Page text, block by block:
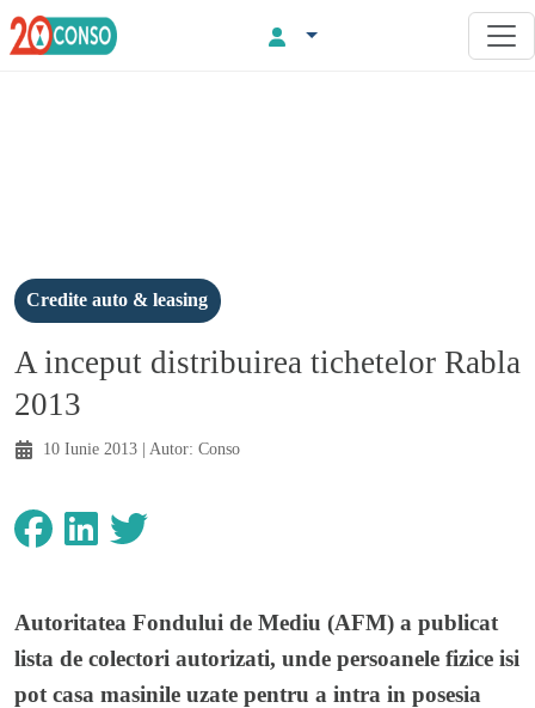
Credite auto & leasing
A inceput distribuirea tichetelor Rabla
2013
10 Iunie 2013 | Autor: Conso
Autoritatea Fondului de Mediu (AFM) a publicat
lista de colectori autorizati, unde persoanele fizice isi
pot casa masinile uzate pentru a intra in posesia